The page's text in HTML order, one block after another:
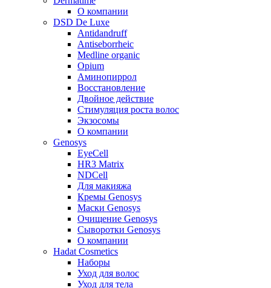
О компании
DSD De Luxe
Antidandruff
Antiseborrheic
Medline organic
Opium
Аминопиррол
Восстановление
Двойное действие
Стимуляция роста волос
Экзосомы
О компании
Genosys
EyeCell
HR3 Matrix
NDCell
Для макияжа
Кремы Genosys
Маски Genosys
Очищение Genosys
Сыворотки Genosys
О компании
Hadat Cosmetics
Наборы
Уход для волос
Уход для тела